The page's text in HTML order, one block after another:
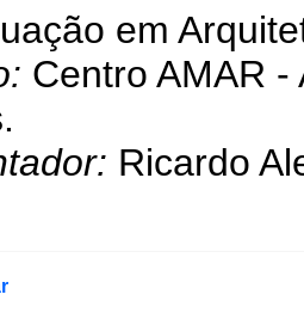
em
Centro AMAR
Ricardo